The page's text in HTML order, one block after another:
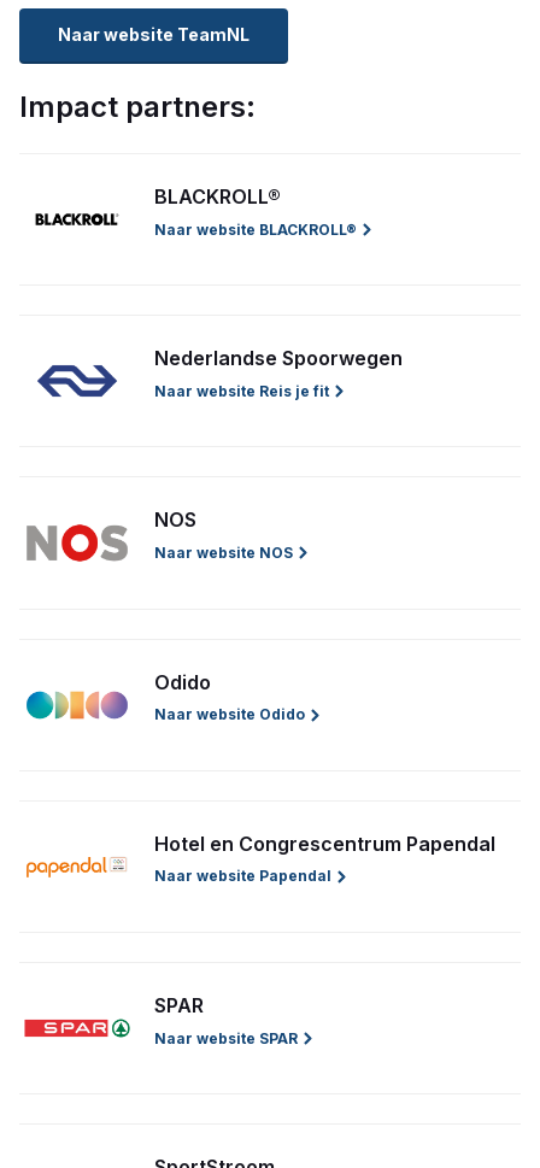
Naar website TeamNL
Impact partners:
BLACKROLL®
Naar website BLACKROLL®
Nederlandse Spoorwegen
Naar website Reis je fit
NOS
Naar website NOS
Odido
Naar website Odido
Hotel en Congrescentrum Papendal
Naar website Papendal
SPAR
Naar website SPAR